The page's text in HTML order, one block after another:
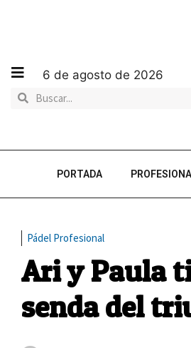
6 de agosto de 2026
PORTADA
Pádel Profesional
Ari y Paula
senda del